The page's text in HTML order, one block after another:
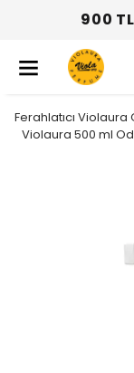
900
Ferahlatıcı
Violaura 500 ml